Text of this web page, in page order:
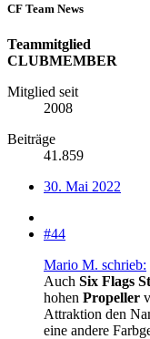
CF Team News
Teammitglied
CLUBMEMBER
Mitglied seit
2008
Beiträge
41.859
30. Mai 2022
#44
Mario M. schrieb:
Auch Six Flags
hohen Propeller
Attraktion den
eine andere